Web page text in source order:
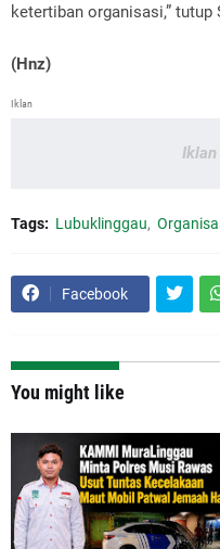
ketertiban organisasi,” tutup
(Hnz)
Iklan
Tags: Lubuklinggau
Facebook
You might like